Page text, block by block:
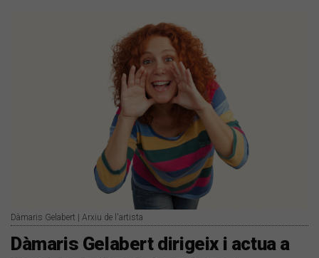
Dàmaris Gelabert | Arxiu de l'artista
Dàmaris Gelabert dirigeix i actua a